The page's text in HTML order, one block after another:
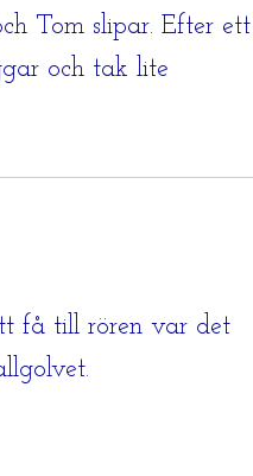
Tom slipar. Efter ett
och tak lite
få till rören var det